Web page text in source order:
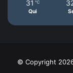
31 ℃
Qui
© Copyright